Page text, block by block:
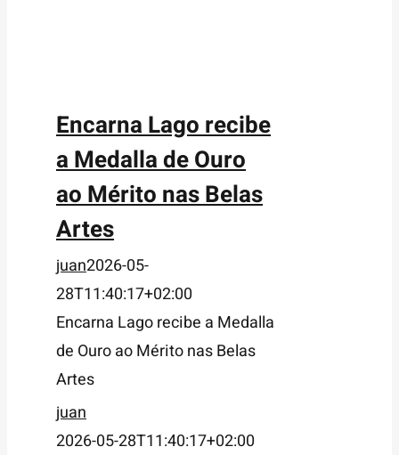
Encarna Lago recibe
a Medalla de Ouro
ao Mérito nas Belas
Artes
juan2026-05-
28T11:40:17+02:00
Encarna Lago recibe a Medalla
de Ouro ao Mérito nas Belas
Artes
juan
2026-05-28T11:40:17+02:00